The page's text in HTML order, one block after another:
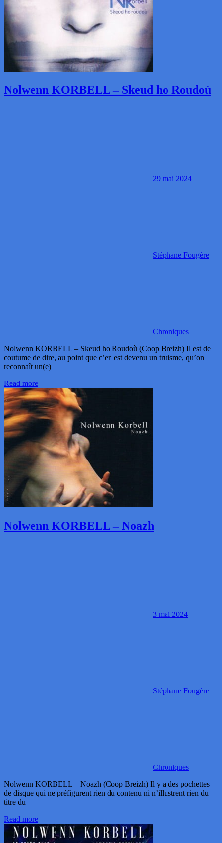
Nolwenn KORBELL – Skeud ho Roudoù
29 mai 2024
Stéphane Fougère
Chroniques
Nolwenn KORBELL – Skeud ho Roudoù (Coop Breizh) Il est de
coutume de dire, au point que c’en est devenu un truisme, qu’on
reconnaît un(e)
Read more
Nolwenn KORBELL – Noazh
3 mai 2024
Stéphane Fougère
Chroniques
Nolwenn KORBELL – Noazh (Coop Breizh) Il y a des pochettes
de disque qui ne préfigurent rien du contenu ni n’illustrent rien du
titre du
Read more